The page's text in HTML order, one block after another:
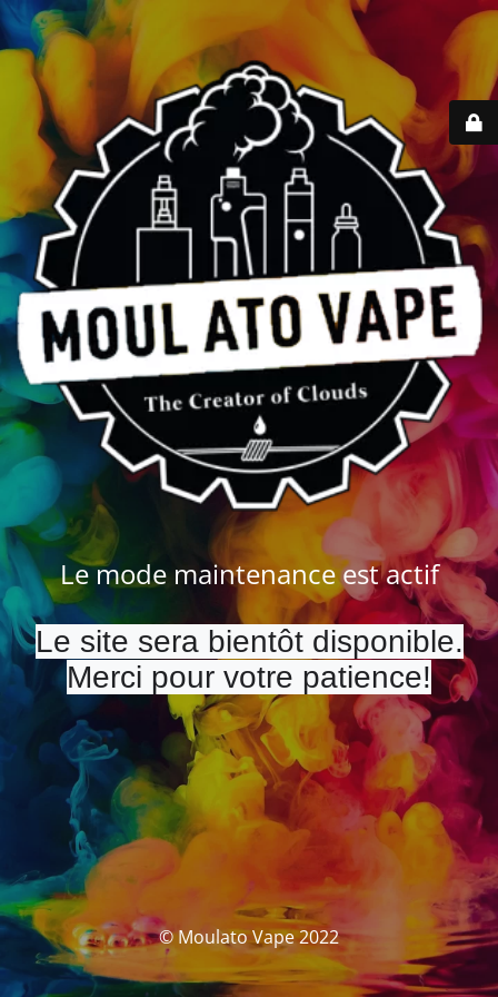
Le mode maintenance est actif
Le site sera bientôt disponible.
Merci pour votre patience!
© Moulato Vape 2022